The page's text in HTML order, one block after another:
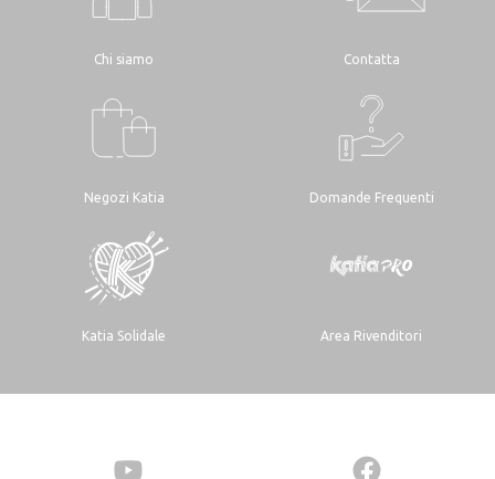
Chi siamo Contatta
Negozi Katia Domande Frequenti
Katia Solidale Area Rivenditori